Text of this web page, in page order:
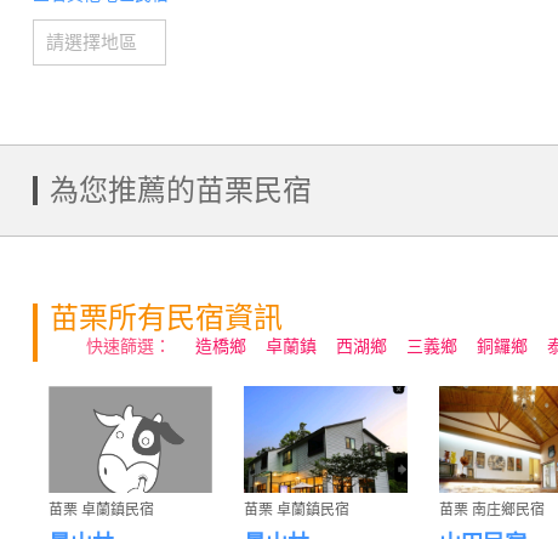
為您推薦的苗栗民宿
苗栗所有民宿資訊
快速篩選： 造橋鄉 卓蘭鎮 西湖鄉 三義鄉 銅鑼鄉
苗栗 卓蘭鎮民宿 苗栗 卓蘭鎮民宿 苗栗 南庄鄉民宿